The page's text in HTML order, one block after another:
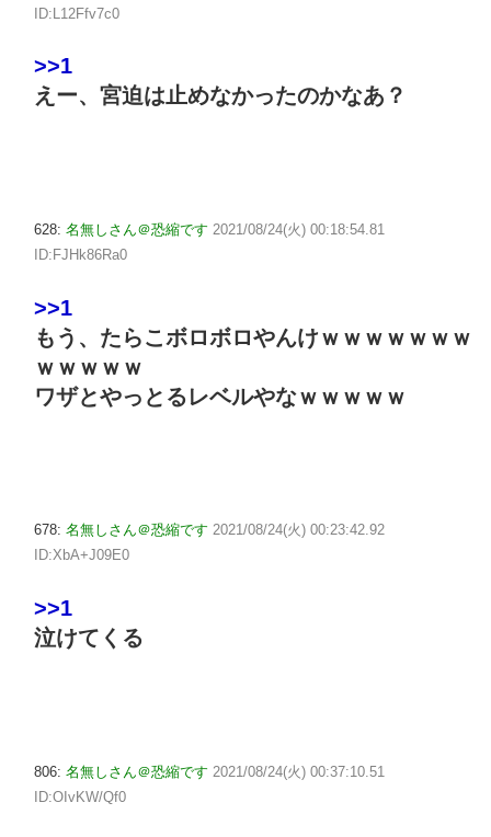
ID:L12Ffv7c0
>>1
えー、宮迫は止めなかったのかなあ？
628: 名無しさん＠恐縮です 2021/08/24(火) 00:18:54.81
ID:FJHk86Ra0
>>1
もう、たらこボロボロやんけｗｗｗｗｗｗｗ
ｗｗｗｗｗ
ワザとやっとるレベルやなｗｗｗｗｗ
678: 名無しさん＠恐縮です 2021/08/24(火) 00:23:42.92
ID:XbA+J09E0
>>1
泣けてくる
806: 名無しさん＠恐縮です 2021/08/24(火) 00:37:10.51
ID:OIvKW/Qf0